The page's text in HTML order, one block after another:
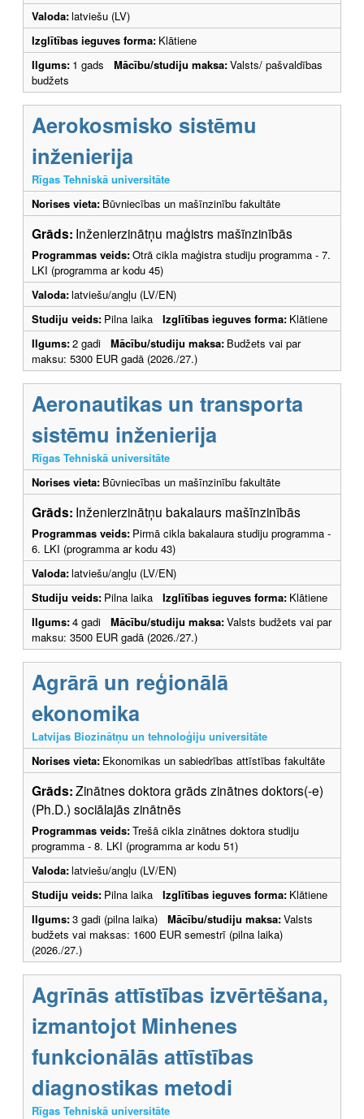
Valoda:latviešu (LV)
Izglītības ieguves forma: Klātiene
Ilgums: 1 gads Mācību/studiju maksa:Valsts/ pašvaldības
budžets
Aerokosmisko sistēmu
inženierija
Rīgas Tehniskā universitāte
Norises vieta: Būvniecības un mašīnzinību fakultāte
Grāds: Inženierzinātņu maģistrs mašīnzinībās
Programmas veids:Otrā cikla maģistra studiju programma - 7.
LKI (programma ar kodu 45)
Valoda:latviešu/angļu (LV/EN)
Studiju veids: Pilna laika Izglītības ieguves forma: Klātiene
Ilgums:2 gadi Mācību/studiju maksa: Budžets vai par
maksu: 5300 EUR gadā (2026./27.)
Aeronautikas un transporta
sistēmu inženierija
Rīgas Tehniskā universitāte
Norises vieta: Būvniecības un mašīnzinību fakultāte
Grāds: Inženierzinātņu bakalaurs mašīnzinībās
Programmas veids: Pirmā cikla bakalaura studiju programma -
6. LKI (programma ar kodu 43)
Valoda:latviešu/angļu (LV/EN)
Studiju veids: Pilna laika Izglītības ieguves forma: Klātiene
Ilgums:4 gadi Mācību/studiju maksa:Valsts budžets vai par
maksu: 3500 EUR gadā (2026./27.)
Agrārā un reģionālā
ekonomika
Latvijas Biozinātņu un tehnoloģiju universitāte
Norises vieta: Ekonomikas un sabiedrības attīstības fakultāte
Grāds:Zinātnes doktora grāds zinātnes doktors(-e)
(Ph.D.) sociālajās zinātnēs
Programmas veids:Trešā cikla zinātnes doktora studiju
programma - 8. LKI (programma ar kodu 51)
Valoda:latviešu/angļu (LV/EN)
Studiju veids: Pilna laika Izglītības ieguves forma: Klātiene
Ilgums:3 gadi (pilna laika) Mācību/studiju maksa:Valsts
budžets vai maksas: 1600 EUR semestrī (pilna laika)
(2026./27.)
Agrīnās attīstības izvērtēšana,
izmantojot Minhenes
funkcionālās attīstības
diagnostikas metodi
Rīgas Tehniskā universitāte